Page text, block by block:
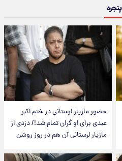
پنجره
حضور مازیار لرستانی در ختم اکبر
عبدی برای او گران تمام شد!/ دزدی از
مازیار لرستانی آن هم در روز روشن